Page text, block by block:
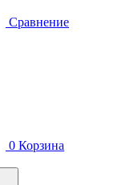
Сравнение
0 Корзина